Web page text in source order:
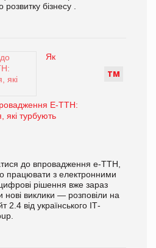
бізнесу .
ТМ
Як
Е-ТТН:
які турбують
до впровадження е-ТТН,
працювати з електронними
рішення вже зараз
нові виклики — розповіли на
2.4 від українського ІТ-